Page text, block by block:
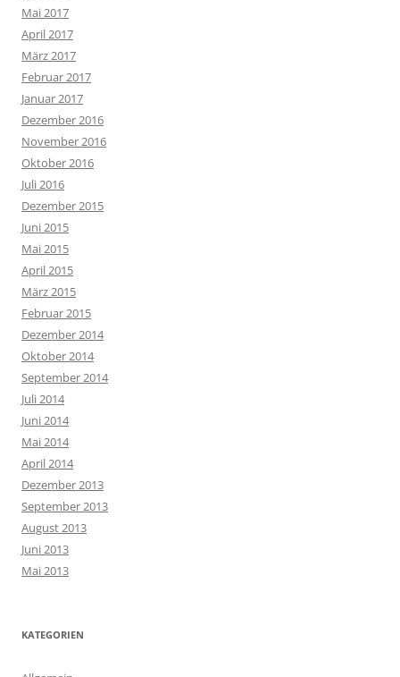
Mai 2017
April 2017
März 2017
Februar 2017
Januar 2017
Dezember 2016
November 2016
Oktober 2016
Juli 2016
Dezember 2015
Juni 2015
Mai 2015
April 2015
März 2015
Februar 2015
Dezember 2014
Oktober 2014
September 2014
Juli 2014
Juni 2014
Mai 2014
April 2014
Dezember 2013
September 2013
August 2013
Juni 2013
Mai 2013
KATEGORIEN